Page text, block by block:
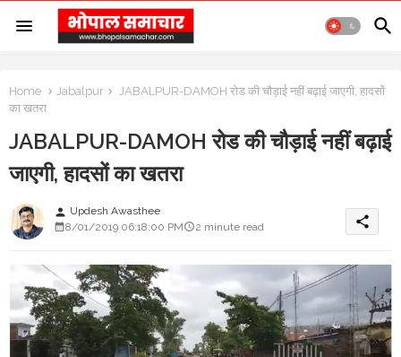
Home Jabalpur
JABALPUR-DAMOH रोड की चौड़ाई नहीं बढ़ाई जाएगी, हादसों
का खतरा
JABALPUR-DAMOH रोड की चौड़ाई नहीं बढ़ाई
जाएगी, हादसों का खतरा
person Updesh Awasthee
8/01/2019 06:18:00 PM
2 minute read share